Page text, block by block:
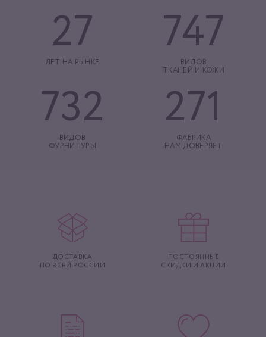
27
ЛЕТ НА РЫНКЕ
747
ВИДОВ
ТКАНЕЙ И КОЖИ
732
ВИДОВ
ФУРНИТУРЫ
271
ФАБРИКА
НАМ ДОВЕРЯЕТ
ДОСТАВКА
ПО ВСЕЙ РОССИИ
ПОСТОЯННЫЕ
СКИДКИ И АКЦИИ